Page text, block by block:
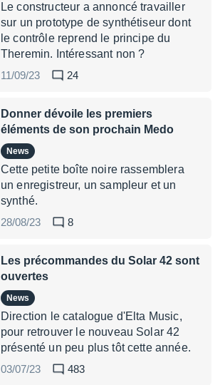
Le constructeur a annoncé travailler
sur un prototype de synthétiseur dont
le contrôle reprend le principe du
Theremin. Intéressant non ?
11/09/23
24
Donner dévoile les premiers
éléments de son prochain Medo
News
Cette petite boîte noire rassemblera
un enregistreur, un sampleur et un
synthé.
28/08/23
8
Les précommandes du Solar 42 sont
ouvertes
News
Direction le catalogue d'Elta Music,
pour retrouver le nouveau Solar 42
présenté un peu plus tôt cette année.
03/07/23
483